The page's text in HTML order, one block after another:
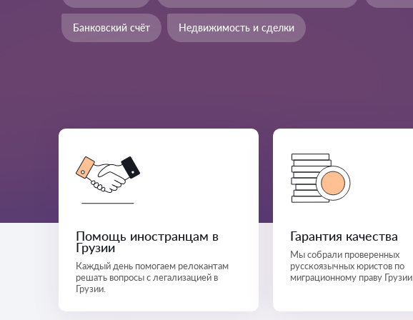
Банковский счёт Недвижимость и сделки
Помощь иностранцам в
Грузии
Каждый день помогаем релокантам
решать вопросы с легализацией в
Грузии.
Гарантия качества
Мы собрали проверенных
русскоязычных юристов по
миграционному праву Грузии.